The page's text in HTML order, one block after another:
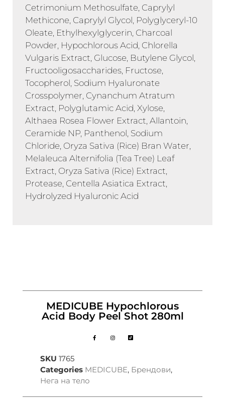
Cetrimonium Methosulfate, Caprylyl
Methicone, Caprylyl Glycol, Polyglyceryl-10
Oleate, Ethylhexylglycerin, Charcoal
Powder, Hypochlorous Acid, Chlorella
Vulgaris Extract, Glucose, Butylene Glycol,
Fructooligosaccharides, Fructose,
Tocopherol, Sodium Hyaluronate
Crosspolymer, Cynanchum Atratum
Extract, Polyglutamic Acid, Xylose,
Althaea Rosea Flower Extract, Allantoin,
Ceramide NP, Panthenol, Sodium
Chloride, Oryza Sativa (Rice) Bran Water,
Melaleuca Alternifolia (Tea Tree) Leaf
Extract, Oryza Sativa (Rice) Extract,
Protease, Centella Asiatica Extract,
Hydrolyzed Hyaluronic Acid
MEDICUBE Hypochlorous
Acid Body Peel Shot 280ml
SKU 1765
Categories MEDICUBE, Брендови,
Нега на тело